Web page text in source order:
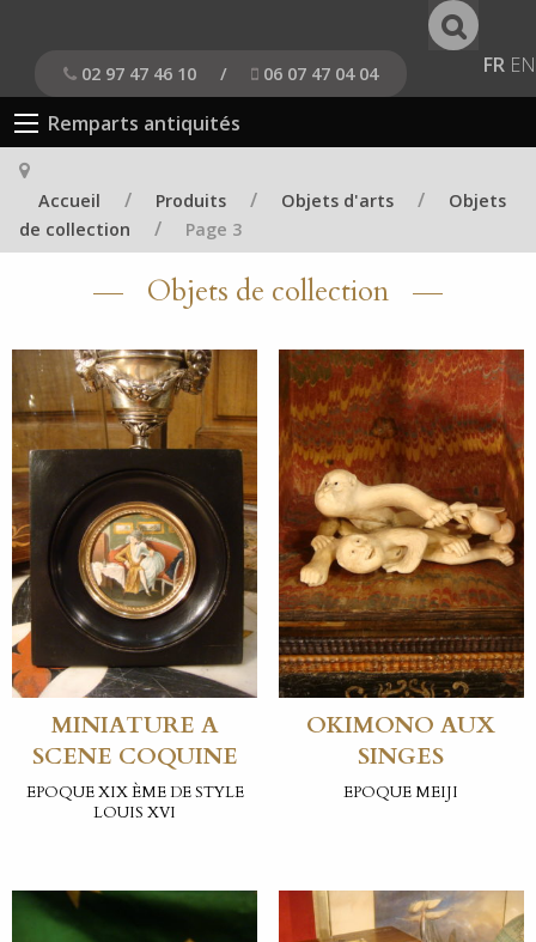
02 97 47 46 10 / 06 07 47 04 04 FR EN
Remparts antiquités
Accueil / Produits / Objets d'arts /
Objets
de collection
/ Page 3
Objets de collection
MINIATURE A
SCENE COQUINE
EPOQUE XIX ÈME DE STYLE
LOUIS XVI
OKIMONO AUX
SINGES
EPOQUE MEIJI